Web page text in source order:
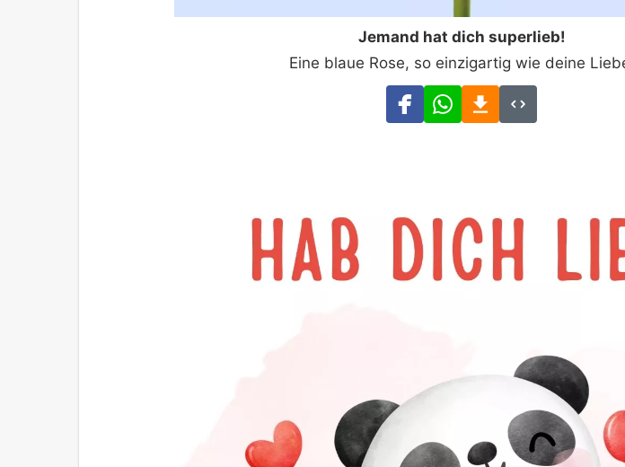
Jemand hat dich superlieb!
Eine blaue Rose, so einzigartig wie deine